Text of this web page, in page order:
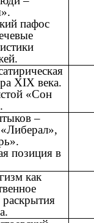
пафос
XIX века.
«Сон
–
позиция в
как
раскрытия